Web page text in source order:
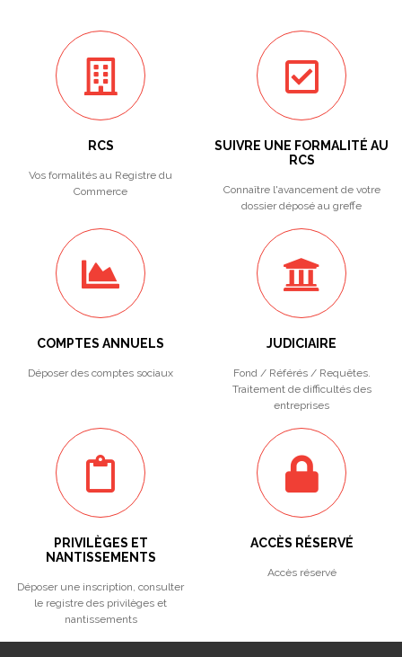
RCS
Vos formalités au Registre du
Commerce
SUIVRE UNE FORMALITÉ AU
RCS
Connaître l'avancement de votre
dossier déposé au greffe
COMPTES ANNUELS
Déposer des comptes sociaux
JUDICIAIRE
Fond / Référés / Requêtes.
Traitement de difficultés des
entreprises
PRIVILÈGES ET
NANTISSEMENTS
Déposer une inscription, consulter
le registre des privilèges et
nantissements
ACCÈS RÉSERVÉ
Accès réservé